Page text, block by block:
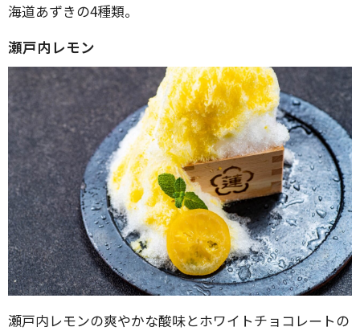
海道あずきの4種類。
瀬戸内レモン
瀬戸内レモンの爽やかな酸味とホワイトチョコレートの